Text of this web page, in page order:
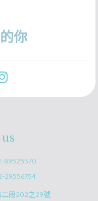
你
89525570
29556754
段202之29號